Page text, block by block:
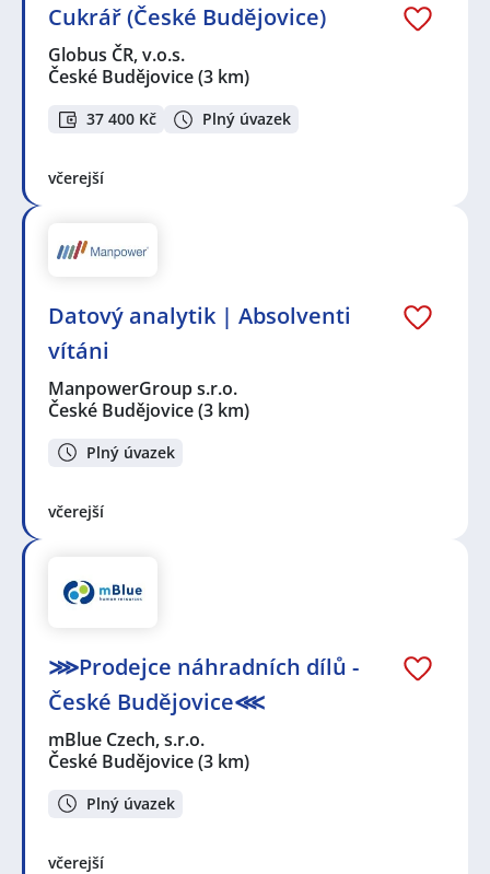
Cukrář (České Budějovice)
Globus ČR, v.o.s.
České Budějovice(3 km)
37 400 Kč Plný úvazek
včerejší
Datový analytik | Absolventi
vítáni
ManpowerGroup s.r.o.
České Budějovice(3 km)
Plný úvazek
včerejší
⋙Prodejce náhradních dílů -
České Budějovice⋘
mBlue Czech, s.r.o.
České Budějovice(3 km)
Plný úvazek
včerejší